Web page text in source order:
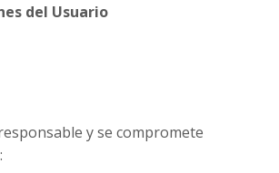
del Usuario
y se compromete